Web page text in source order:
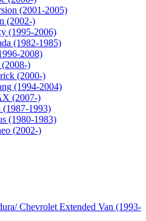
(2001-2005)
(2002-)
(1995-2006)
(1982-1985)
2008)
)
(2000-)
(1994-2004)
(2007-)
(1987-1993)
(1980-1983)
(2002-)
Chevrolet Extended Van (1993-